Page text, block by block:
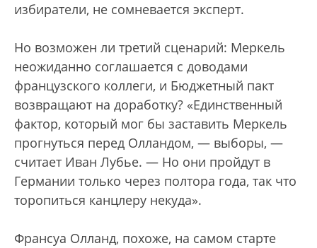
избиратели, не сомневается эксперт.
Но возможен ли третий сценарий: Меркель
неожиданно соглашается с доводами
французского коллеги, и Бюджетный пакт
возвращают на доработку? «Единственный
фактор, который мог бы заставить Меркель
прогнуться перед Олландом, — выборы, —
считает Иван Лубье. — Но они пройдут в
Германии только через полтора года, так что
торопиться канцлеру некуда».
Франсуа Олланд, похоже, на самом старте